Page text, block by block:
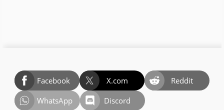
Facebook X.com
Reddit
WhatsApp
Discord